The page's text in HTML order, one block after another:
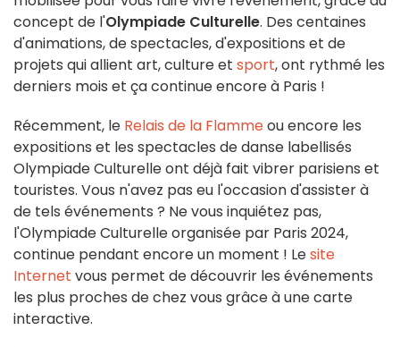
concept de l'Olympiade Culturelle. Des centaines
d'animations, de spectacles, d'expositions et de
projets qui allient art, culture et sport, ont rythmé les
derniers mois et ça continue encore à Paris !
Récemment, le Relais de la Flammeou encore les
expositions et les spectacles de danse labellisés
Olympiade Culturelle ont déjà fait vibrer parisiens et
touristes. Vous n'avez pas eu l'occasion d'assister à
de tels événements ? Ne vous inquiétez pas,
l'Olympiade Culturelle organisée par Paris 2024,
continue pendant encore un moment ! Lesite
Internet vous permet de découvrir les événements
les plus proches de chez vous grâce à une carte
interactive.